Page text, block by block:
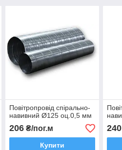
Повітропровід спірально-
навивний Ø125 оц.0,5 мм
206₴/пог.м
Купити
240